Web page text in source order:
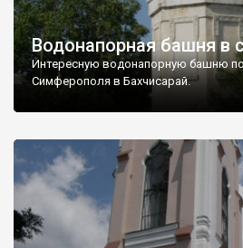
Водонапорная башня в
Интересную водонапорную башню
Симферополя в Бахчисарай.